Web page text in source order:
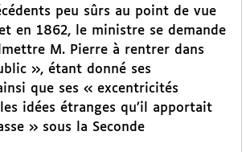
peu sûrs au point de vue
en 1862, le ministre se demande
M. Pierre à rentrer dans
», étant donné ses
que ses « excentricités
idées étranges qu’il apportait
» sous la Seconde